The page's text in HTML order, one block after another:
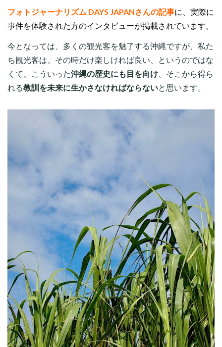
フォトジャーナリズム DAYS JAPANさんの記事に、実際に
事件を体験された方のインタビューが掲載されています。
今となっては、多くの観光客を魅了する沖縄ですが、私た
ち観光客は、その時だけ楽しければ良い、というのではな
くて、こういった沖縄の歴史にも目を向け 、そこから得ら
れる教訓を未来に生かさなければならないと思います。